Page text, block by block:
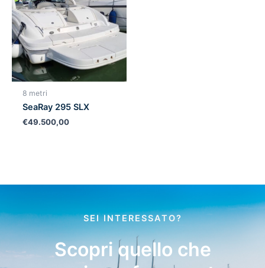
8 metri
SeaRay 295 SLX
€49.500,00
SEI INTERESSATO?
Scopri quello che